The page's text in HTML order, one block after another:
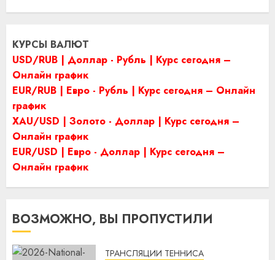
КУРСЫ ВАЛЮТ
USD/RUB | Доллар - Рубль | Курс сегодня –
Онлайн график
EUR/RUB | Евро - Рубль | Курс сегодня – Онлайн
график
XAU/USD | Золото - Доллар | Курс сегодня –
Онлайн график
EUR/USD | Евро - Доллар | Курс сегодня –
Онлайн график
ВОЗМОЖНО, ВЫ ПРОПУСТИЛИ
ТРАНСЛЯЦИИ ТЕННИСА